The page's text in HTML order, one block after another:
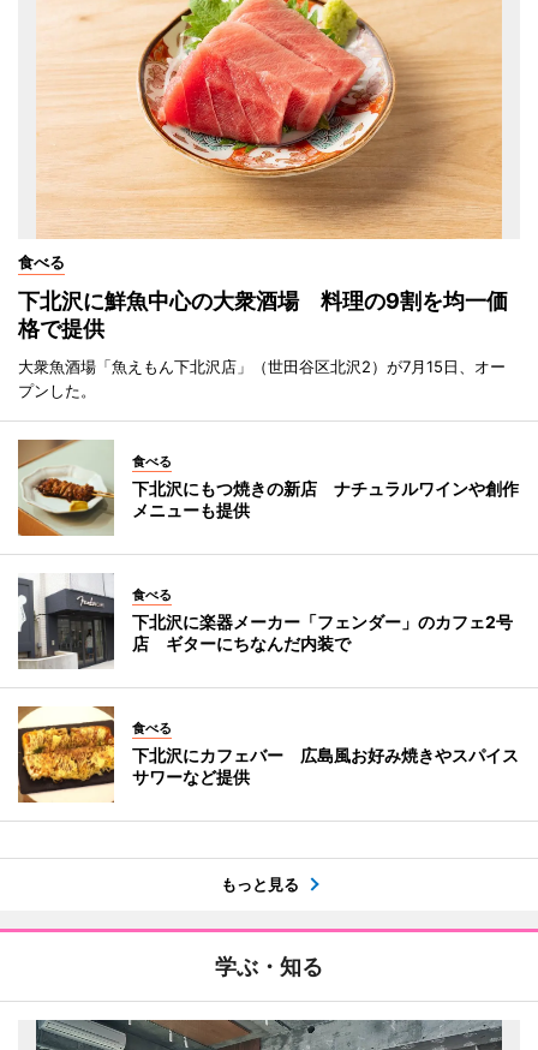
食べる
下北沢に鮮魚中心の大衆酒場 料理の9割を均一価
格で提供
大衆魚酒場「魚えもん下北沢店」（世田谷区北沢2）が7月15日、オー
プンした。
食べる
下北沢にもつ焼きの新店 ナチュラルワインや創作
メニューも提供
食べる
下北沢に楽器メーカー「フェンダー」のカフェ2号
店 ギターにちなんだ内装で
食べる
下北沢にカフェバー 広島風お好み焼きやスパイス
サワーなど提供
もっと見る
学ぶ・知る